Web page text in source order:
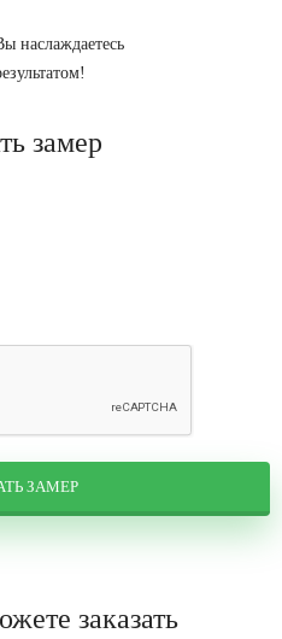
наслаждаетесь
замер
ЗАМЕР
заказать